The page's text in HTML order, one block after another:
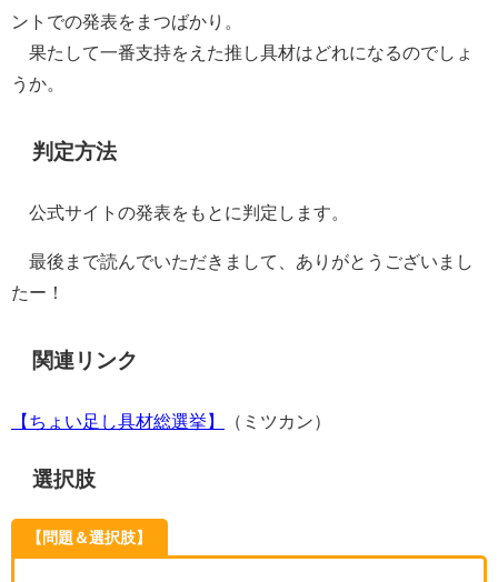
ントでの発表をまつばかり。
果たして一番支持をえた推し具材はどれになるのでしょ
うか。
判定方法
公式サイトの発表をもとに判定します。
最後まで読んでいただきまして、ありがとうございまし
たー！
関連リンク
【ちょい足し具材総選挙】 （ミツカン）
選択肢
【問題＆選択肢】